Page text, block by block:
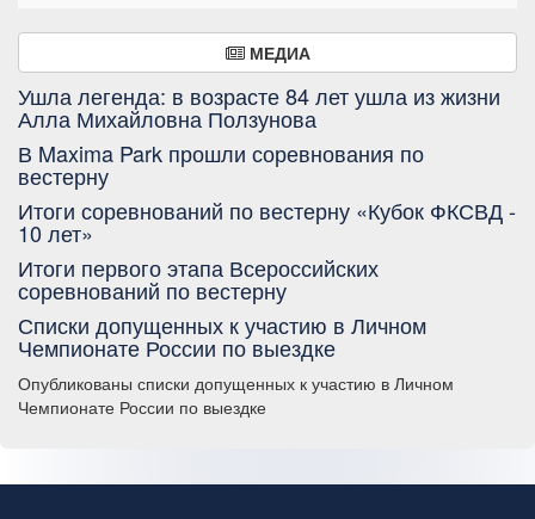
МЕДИА
Ушла легенда: в возрасте 84 лет ушла из жизни
Алла Михайловна Ползунова
В Maxima Park прошли соревнования по
вестерну
Итоги соревнований по вестерну «Кубок ФКСВД -
10 лет»
Итоги первого этапа Всероссийских
соревнований по вестерну
Списки допущенных к участию в Личном
Чемпионате России по выездке
Опубликованы списки допущенных к участию в Личном
Чемпионате России по выездке